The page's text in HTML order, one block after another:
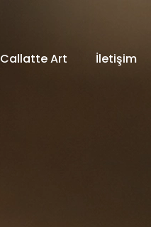
Callatte Art İletişim